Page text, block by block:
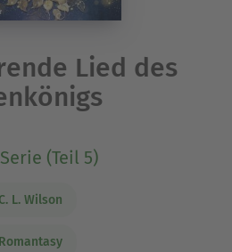
Lied des
Serie (Teil 5)
C. L. Wilson
Romantasy